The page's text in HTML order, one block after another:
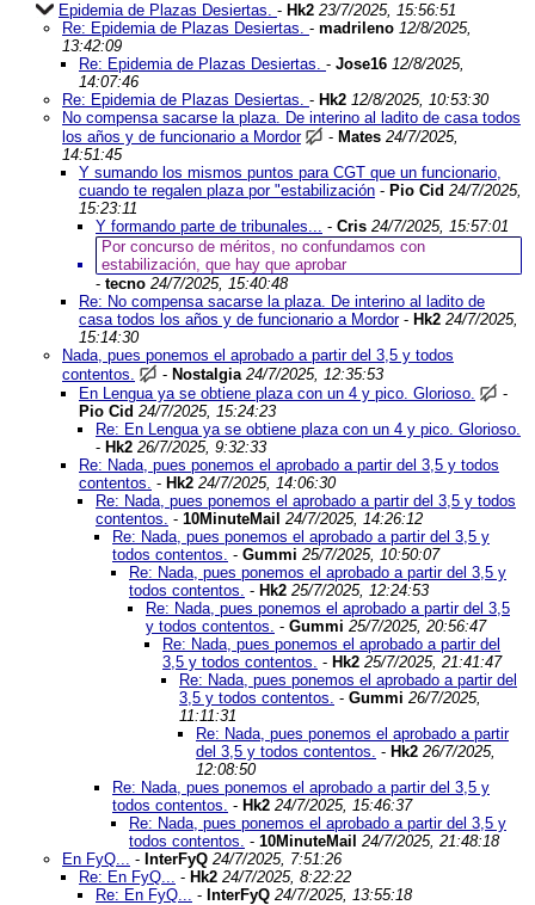
Epidemia de Plazas Desiertas. - Hk2 23/7/2025, 15:56:51
Re: Epidemia de Plazas Desiertas. - madrileno 12/8/2025,
13:42:09
Re: Epidemia de Plazas Desiertas. - Jose16 12/8/2025,
14:07:46
Re: Epidemia de Plazas Desiertas. - Hk2 12/8/2025, 10:53:30
No compensa sacarse la plaza. De interino al ladito de casa todos
los años y de funcionario a Mordor
- Mates 24/7/2025,
14:51:45
Y sumando los mismos puntos para CGT que un funcionario,
cuando te regalen plaza por "estabilización - Pio Cid 24/7/2025,
15:23:11
Y formando parte de tribunales... - Cris 24/7/2025, 15:57:01
Por concurso de méritos, no confundamos con
estabilización, que hay que aprobar
- tecno 24/7/2025, 15:40:48
Re: No compensa sacarse la plaza. De interino al ladito de
casa todos los años y de funcionario a Mordor- Hk2 24/7/2025,
15:14:30
Nada, pues ponemos el aprobado a partir del 3,5 y todos
contentos.
- Nostalgia 24/7/2025, 12:35:53
En Lengua ya se obtiene plaza con un 4 y pico. Glorioso.
-
Pio Cid 24/7/2025, 15:24:23
Re: En Lengua ya se obtiene plaza con un 4 y pico. Glorioso.
- Hk2 26/7/2025, 9:32:33
Re: Nada, pues ponemos el aprobado a partir del 3,5 y todos
contentos. - Hk2 24/7/2025, 14:06:30
Re: Nada, pues ponemos el aprobado a partir del 3,5 y todos
contentos. - 10MinuteMail 24/7/2025, 14:26:12
Re: Nada, pues ponemos el aprobado a partir del 3,5 y
todos contentos. - Gummi 25/7/2025, 10:50:07
Re: Nada, pues ponemos el aprobado a partir del 3,5 y
todos contentos. - Hk2 25/7/2025, 12:24:53
Re: Nada, pues ponemos el aprobado a partir del 3,5
y todos contentos. - Gummi 25/7/2025, 20:56:47
Re: Nada, pues ponemos el aprobado a partir del
3,5 y todos contentos. - Hk2 25/7/2025, 21:41:47
Re: Nada, pues ponemos el aprobado a partir del
3,5 y todos contentos. - Gummi 26/7/2025,
11:11:31
Re: Nada, pues ponemos el aprobado a partir
del 3,5 y todos contentos. - Hk2 26/7/2025,
12:08:50
Re: Nada, pues ponemos el aprobado a partir del 3,5 y
todos contentos. - Hk2 24/7/2025, 15:46:37
Re: Nada, pues ponemos el aprobado a partir del 3,5 y
todos contentos. - 10MinuteMail 24/7/2025, 21:48:18
En FyQ... - InterFyQ 24/7/2025, 7:51:26
Re: En FyQ... - Hk2 24/7/2025, 8:22:22
Re: En FyQ... - InterFyQ 24/7/2025, 13:55:18